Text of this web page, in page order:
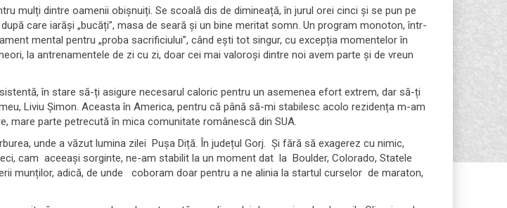
mulți dintre oamenii obișnuiți. Se scoală dis de dimineață, în jurul orei cinci și se pun pe
care iarăși „bucăți”, masa de seară și un bine meritat somn. Un program monoton, într-
mental pentru „proba sacrificiului”, când ești tot singur, cu excepția momentelor în
la antrenamentele de zi cu zi, doar cei mai valoroși dintre noi avem parte și de vreun
în stare să-ți asigure necesarul caloric pentru un asemenea efort extrem, dar să-ți
Liviu Șimon. Aceasta în America, pentru că până să-mi stabilesc acolo rezidența m-am
mare parte petrecută în mica comunitate românescă din SUA.
unde a văzut lumina zilei Pușa Diță. În județul Gorj. Și fără să exagerez cu nimic,
cam aceeași sorginte, ne-am stabilit la un moment dat la Boulder, Colorado, Statele
munților, adică, de unde coboram doar pentru a ne alinia la startul curselor de maraton,